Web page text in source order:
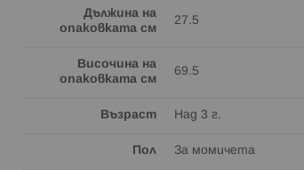
Дължина на
опаковката см
27.5
Височина на
опаковката см
69.5
Възраст Над 3 г.
Пол За момичета